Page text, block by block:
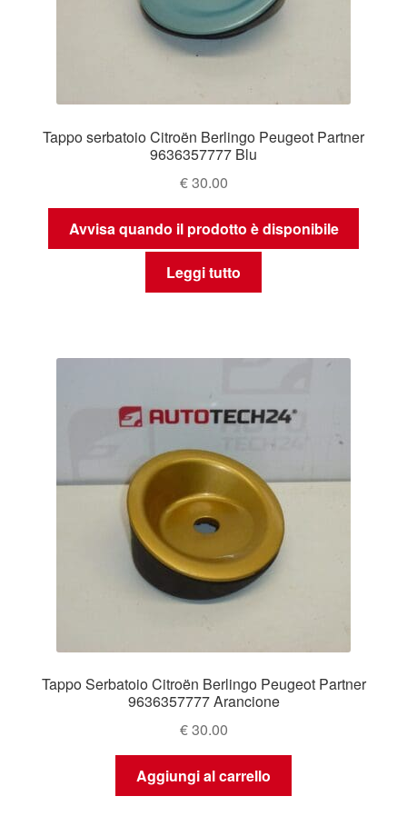
Tappo serbatoio Citroën Berlingo Peugeot Partner
9636357777 Blu
€30.00
Avvisa quando il prodotto è disponibile
Leggi tutto
Tappo Serbatoio Citroën Berlingo Peugeot Partner
9636357777 Arancione
€30.00
Aggiungi al carrello